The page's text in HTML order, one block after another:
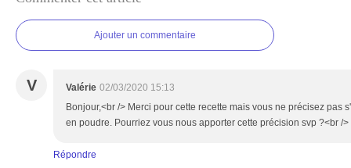
Ajouter un commentaire
V Valérie 02/03/2020 15:13
Bonjour,<br /> Merci pour cette recette mais vous ne précisez pas
en poudre. Pourriez vous nous apporter cette précision svp ?<br /
Répondre